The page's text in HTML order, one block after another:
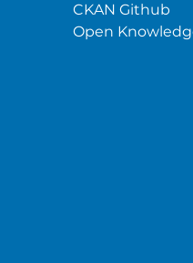
CKAN Github
Open